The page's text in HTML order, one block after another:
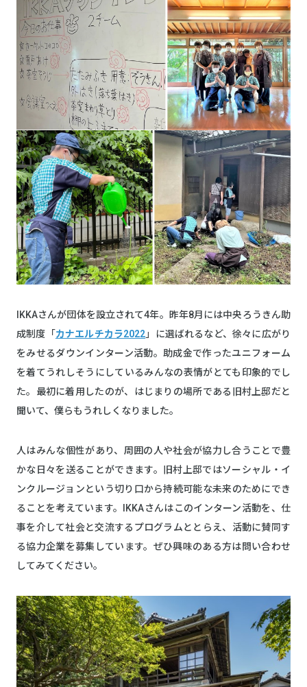
IKKAさんが団体を設立されて4年。昨年8月には中央ろうきん助
成制度「カナエルチカラ2022」に選ばれるなど、徐々に広がり
をみせるダウンインターン活動。助成金で作ったユニフォーム
を着てうれしそうにしているみんなの表情がとても印象的でし
た。最初に着用したのが、はじまりの場所である旧村上邸だと
聞いて、僕らもうれしくなりました。
人はみんな個性があり、周囲の人や社会が協力し合うことで豊
かな日々を送ることができます。旧村上邸ではソーシャル・イ
ンクルージョンという切り口から持続可能な未来のためにでき
ることを考えています。IKKAさんはこのインターン活動を、仕
事を介して社会と交流するプログラムととらえ、活動に賛同す
る協力企業を募集しています。ぜひ興味のある方は問い合わせ
してみてください。